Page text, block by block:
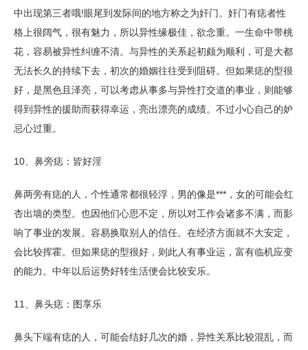
中出现第三者哦!眼尾到发际间的地方称之为奸门。奸门有痣者性
格上很阔气，很有魅力，所以异性缘极佳，欲念重。一生命中带桃
花，容易被异性纠缠不清。与异性的关系起初颇为顺利，可是大都
无法长久的持续下去，初次的婚姻往往受到阻碍。但如果痣的型很
好，是黑色且泽亮，可以考虑从事多与异性打交道的事业，则能够
得到异性的援助而获得幸运，亮出漂亮的成绩。不过小心自己的妒
忌心过重。
10、鼻旁痣：皆好淫
鼻两旁有痣的人，个性通常都很轻浮，男的像是***，女的可能会红
杏出墙的类型。也因他们心思不定，所以对工作会诸多不满，而影
响了事业的发展。容易换取别人的信任。在经济方面就不大安定，
会比较挥霍。但如果痣的型很好，则此人有事业运，富有临机应变
的能力。中年以后运势好转生活便会比较安乐。
11、鼻头痣：图享乐
鼻头下端有痣的人，可能会结好几次的婚，异性关系比较混乱，而